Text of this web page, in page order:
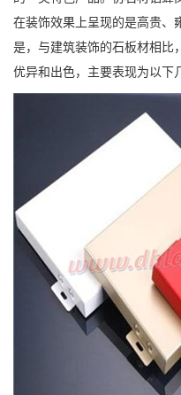
在装饰效果上呈现的是高贵、
是，与建筑装饰的石板材相比
优异和出色，主要表现为以下